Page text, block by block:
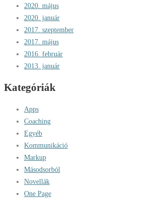
2020. május
2020. január
2017. szeptember
2017. május
2016. február
2013. január
Kategóriák
Apps
Coaching
Egyéb
Kommunikáció
Markup
Másodsorból
Novellák
One Page